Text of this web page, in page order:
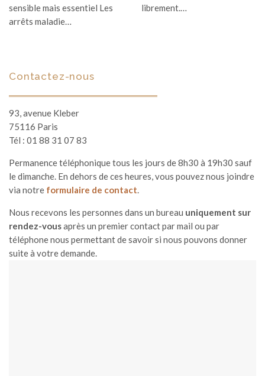
sensible mais essentiel Les
arrêts maladie…
librement.…
Contactez-nous
93, avenue Kleber
75116 Paris
Tél : 01 88 31 07 83
Permanence téléphonique tous les jours de 8h30 à 19h30 sauf
le dimanche. En dehors de ces heures, vous pouvez nous joindre
via notre formulaire de contact.
Nous recevons les personnes dans un bureau uniquement sur
rendez-vousaprès un premier contact par mail ou par
téléphone nous permettant de savoir si nous pouvons donner
suite à votre demande.